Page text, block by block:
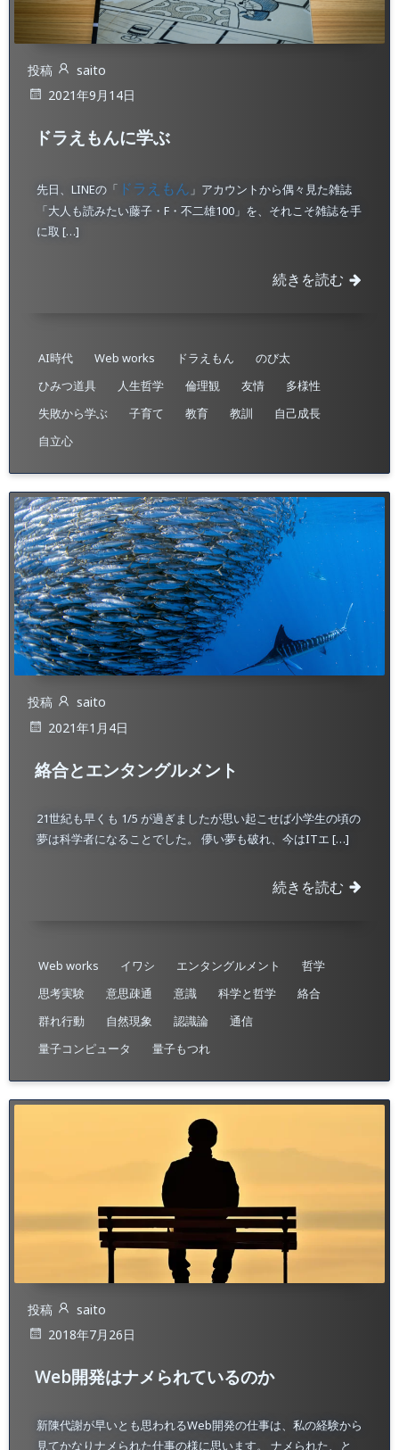
投稿
saito
2021年9月14日
ドラえもんに学ぶ
先日、LINEの「 ドラえもん 」アカウントから偶々見た雑誌
「大人も読みたい藤子・F・不二雄100」を、それこそ雑誌を手
に取 […]
続きを読む
AI時代 Web works ドラえもん
のび太
ひみつ道具
人生哲学 倫理観 友情
多様性
失敗から学ぶ
子育て 教育 教訓
自己成長
自立心
投稿
saito
2021年1月4日
絡合とエンタングルメント
21世紀も早くも 1/5 が過ぎましたが思い起こせば小学生の頃の
夢は科学者になることでした。 儚い夢も破れ、今はITエ […]
続きを読む
Web works イワシ エンタングルメント
哲学
思考実験
意思疎通 意識 科学と哲学
絡合
群れ行動
自然現象 認識論
通信
量子コンピュータ
量子もつれ
投稿
saito
2018年7月26日
Web開発はナメられているのか
新陳代謝が早いとも思われるWeb開発の仕事は、私の経験から
見てかなりナメられた仕事の様に思います。 ナメられた、と